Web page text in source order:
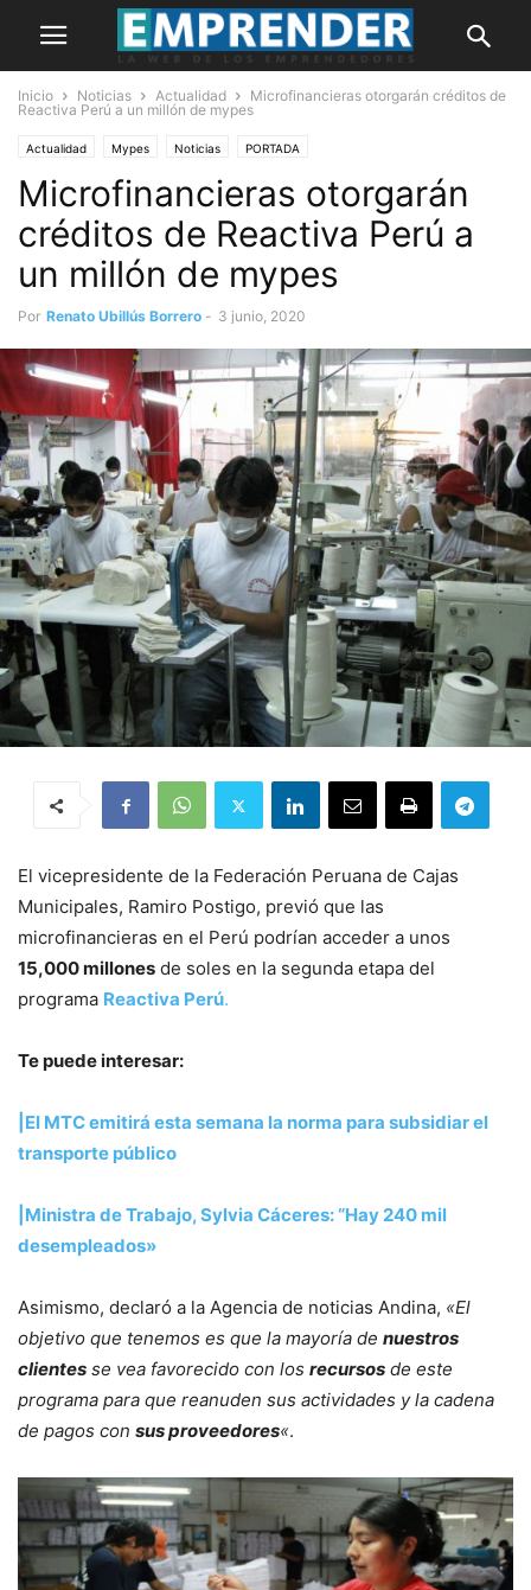
Inicio Noticias Actualidad
Microfinancieras otorgarán créditos de
Reactiva Perú a un millón de mypes
Actualidad Mypes Noticias PORTADA
Microfinancieras otorgarán
créditos de Reactiva Perú a
un millón de mypes
Por Renato Ubillús Borrero - 3 junio, 2020
El vicepresidente de la Federación Peruana de Cajas
Municipales, Ramiro Postigo, previó que las
microfinancieras en el Perú podrían acceder a unos
15,000 millones de soles en la segunda etapa del
programa Reactiva Perú.
Te puede interesar:
|El MTC emitirá esta semana la norma para subsidiar el
transporte público
|Ministra de Trabajo, Sylvia Cáceres: “Hay 240 mil
desempleados»
Asimismo, declaró a la Agencia de noticias Andina, «El
objetivo que tenemos es que la mayoría de nuestros
clientes se vea favorecido con los recursos de este
programa para que reanuden sus actividades y la cadena
de pagos con sus proveedores«.